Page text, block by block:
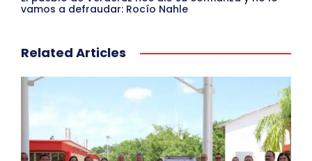
vamos a defraudar: Rocío Nahle
Related Articles